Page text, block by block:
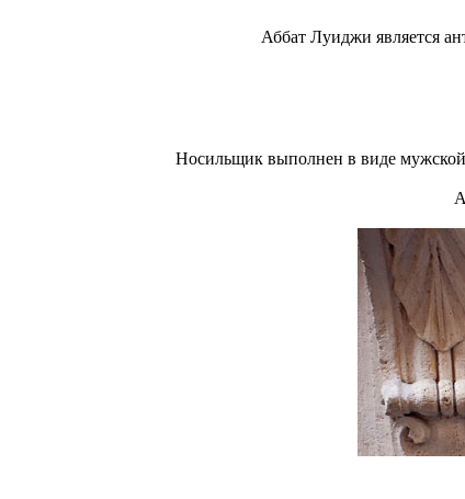
Аббат Луиджи является
Носильщик выполнен в виде мужской